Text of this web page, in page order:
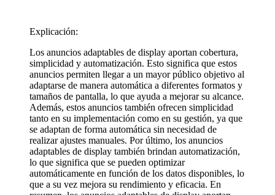
Explicación:
Los anuncios adaptables de display aportan cobertura,
simplicidad y automatización. Esto significa que estos
anuncios permiten llegar a un mayor público objetivo al
adaptarse de manera automática a diferentes formatos y
tamaños de pantalla, lo que ayuda a mejorar su alcance.
Además, estos anuncios también ofrecen simplicidad
tanto en su implementación como en su gestión, ya que
se adaptan de forma automática sin necesidad de
realizar ajustes manuales. Por último, los anuncios
adaptables de display también brindan automatización,
lo que significa que se pueden optimizar
automáticamente en función de los datos disponibles, lo
que a su vez mejora su rendimiento y eficacia. En